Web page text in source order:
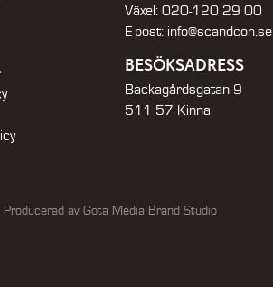
Växel: 020-120 29 00
E-post: info@scandcon.se
BESÖKSADRESS
Backagårdsgatan 9
511 57 Kinna
Producerad av Gota Media Brand Studio